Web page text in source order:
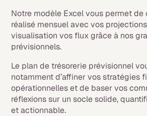
Notre modèle Excel vous permet de
réalisé mensuel avec vos
visualisation vos flux grâce à nos
prévisionnels.
Le plan de trésorerie prévisionnel
notamment d’affiner vos stratégies
opérationnelles et de baser vos
réflexions sur un socle solide,
et actionnable.